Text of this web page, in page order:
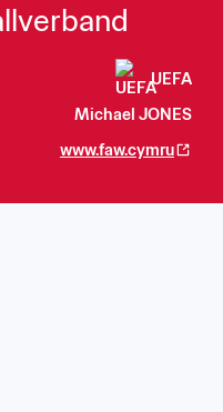
UEFA
Michael JONES
www.faw.cymru